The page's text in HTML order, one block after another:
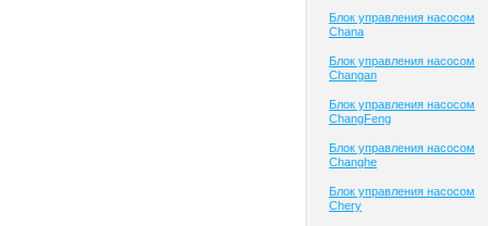
Блок управления насосом
Chana
Блок управления насосом
Changan
Блок управления насосом
ChangFeng
Блок управления насосом
Changhe
Блок управления насосом
Chery